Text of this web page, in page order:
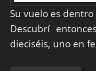
Su vuelo es
Descubrí
dieciséis, uno en